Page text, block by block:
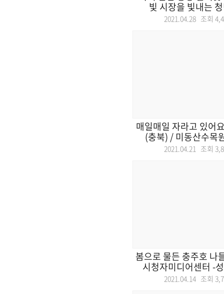
빛 시장을 빛내는
2021.04.28 조회
매일매일 자라고 있어
(충북) / 미동산수목
2021.04.21 조회
봄으로 물든 충주호 나
시청자미디어센터 -
2021.04.14 조회